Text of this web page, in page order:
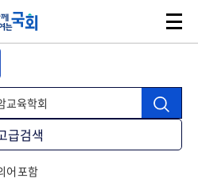
급검색
어 포함